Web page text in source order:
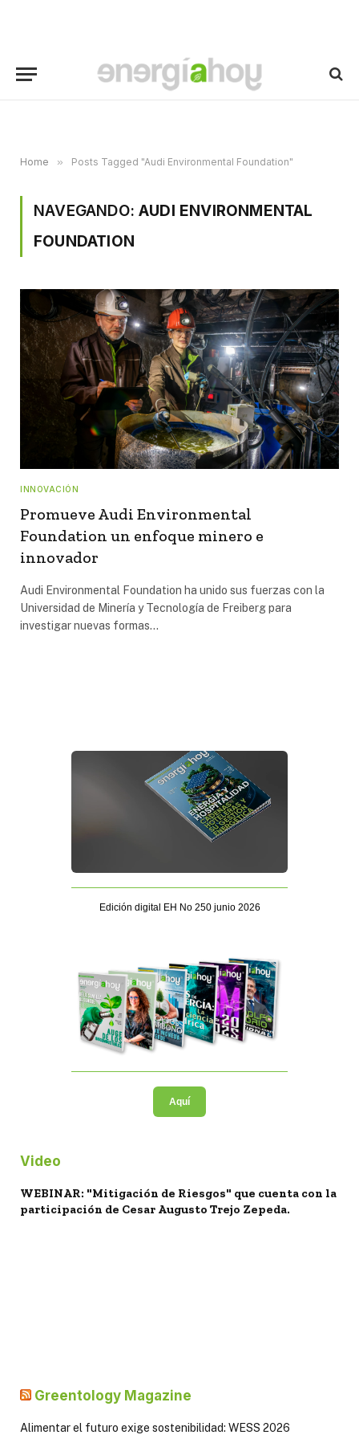
Home » Posts Tagged "Audi Environmental Foundation"
NAVEGANDO:AUDI ENVIRONMENTAL
FOUNDATION
INNOVACIÓN
Promueve Audi Environmental
Foundation un enfoque minero e
innovador
Audi Environmental Foundation ha unido sus fuerzas con la
Universidad de Minería y Tecnología de Freiberg para
investigar nuevas formas…
Edición digital EH No 250 junio 2026
Aquí
Video
WEBINAR: "Mitigación de Riesgos" que cuenta con la
participación de Cesar Augusto Trejo Zepeda.
Greentology Magazine
Alimentar el futuro exige sostenibilidad: WESS 2026